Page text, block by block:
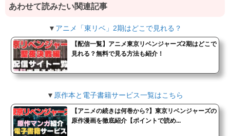
あわせて読みたい関連記事
▼ アニメ「東リベ」2期はどこで見れる？
【配信一覧】アニメ東京リベンジャーズ2期はどこで
見れる？無料で見る方法も紹介！
▼ 原作本と電子書籍サービス一覧はこちら
【アニメの続きは何巻から?】東京リベンジャーズの
原作漫画を徹底紹介【ポイントで読め...